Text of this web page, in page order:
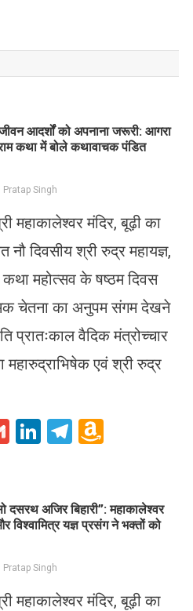
आदर्शों को अपनाना जरूरी: आगरा
कथा में बोले कथावाचक पंडित
Pratap Singh
महाकालेश्वर मंदिर, बूढ़ी का
दिवसीय श्री रुद्र महायज्ञ,
कथा महोत्सव के षष्ठम दिवस
चेतना का अनुपम संगम देखने
प्रातःकाल वैदिक मंत्रोच्चार
एवं श्री रुद्र
GmailLinkedIn
Telegram
अजिर बिहारी”: महाकालेश्वर
विश्वामित्र यज्ञ प्रसंग ने भक्तों को
Pratap Singh
महाकालेश्वर मंदिर, बूढ़ी का